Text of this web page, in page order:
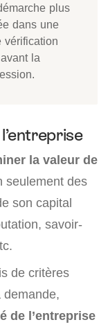
plus
dans une
vérification
la
la valeur de
seulement des
son capital
savoir-
de critères
demande,
de l’entreprise